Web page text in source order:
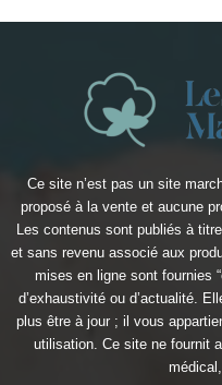
Ce site n’est pas un site
proposé à la vente et aucune
Les contenus sont publiés à
et sans revenu associé aux
mises en ligne sont fournies
d’exhaustivité ou d’actualité.
plus être à jour ; il vous
utilisation. Ce site ne fournit